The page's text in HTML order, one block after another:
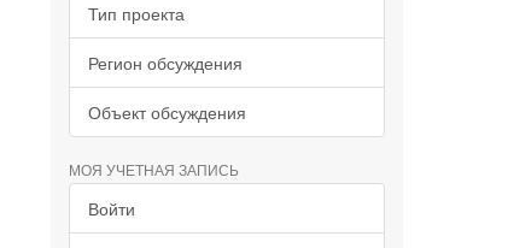
Тип проекта
Регион обсуждения
Объект обсуждения
МОЯ УЧЕТНАЯ ЗАПИСЬ
Войти